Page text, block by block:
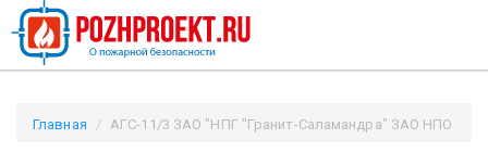
Главная
АГС-11/3 ЗАО "НПГ "Гранит-Саламандра" ЗАО НПО